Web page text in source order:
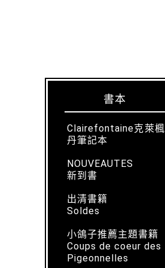
書本
Clairefontaine克萊楓
丹筆記本
NOUVEAUTES
新到書
出清書籍
Soldes
小鴿子推薦主題書籍
Coups de coeur des
Pigeonnelles